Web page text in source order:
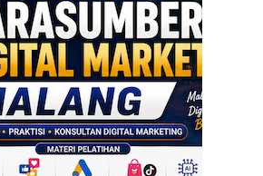
Narasumber
Digital Marketing
Malang:
Menyiapkan
Talenta Digital
yang Siap
Menghadapi Dunia
Bisnis Modern